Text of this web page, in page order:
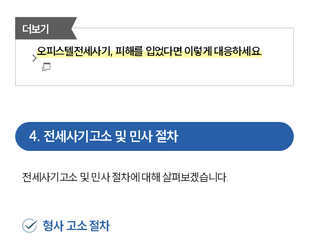
더보기
오피스텔전세사기, 피해를 입었다면 이렇게 대응하세요.
4. 전세사기고소 및 민사 절차
전세사기고소 및 민사 절차에 대해 살펴보겠습니다.
형사 고소 절차